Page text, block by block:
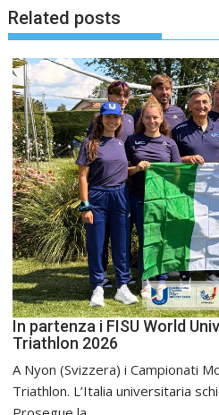
Related posts
In partenza i FISU World
Triathlon 2026
A Nyon (Svizzera) i Campionati
Triathlon. L’Italia universitaria